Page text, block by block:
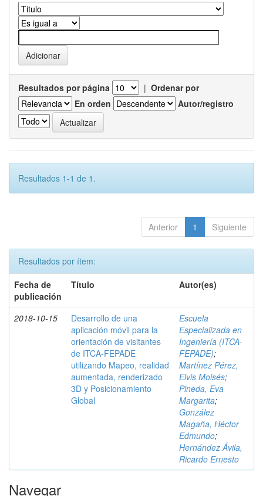
Resultados por página | Ordenar por
En orden
Autor/registro
Resultados 1-1 de 1.
Anterior 1 Siguiente
Resultados por ítem:
Fecha de
publicación
Título Autor(es)
2018-10-15
Desarrollo de una
aplicación móvil para la
orientación de visitantes
de ITCA-FEPADE
utilizando Mapeo, realidad
aumentada, renderizado
3D y Posicionamiento
Global
Escuela
Especializada en
Ingeniería (ITCA-
FEPADE);
Martínez Pérez,
Elvis Moisés;
Pineda, Eva
Margarita;
González
Magaña, Héctor
Edmundo;
Hernández Ávila,
Ricardo Ernesto
Navegar